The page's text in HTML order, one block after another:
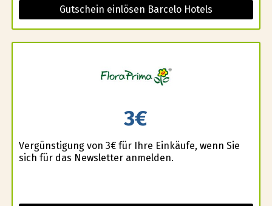
Gutschein einlösen Barcelo Hotels
3€
Vergünstigung von 3€ für Ihre Einkäufe, wenn Sie
sich für das Newsletter anmelden.